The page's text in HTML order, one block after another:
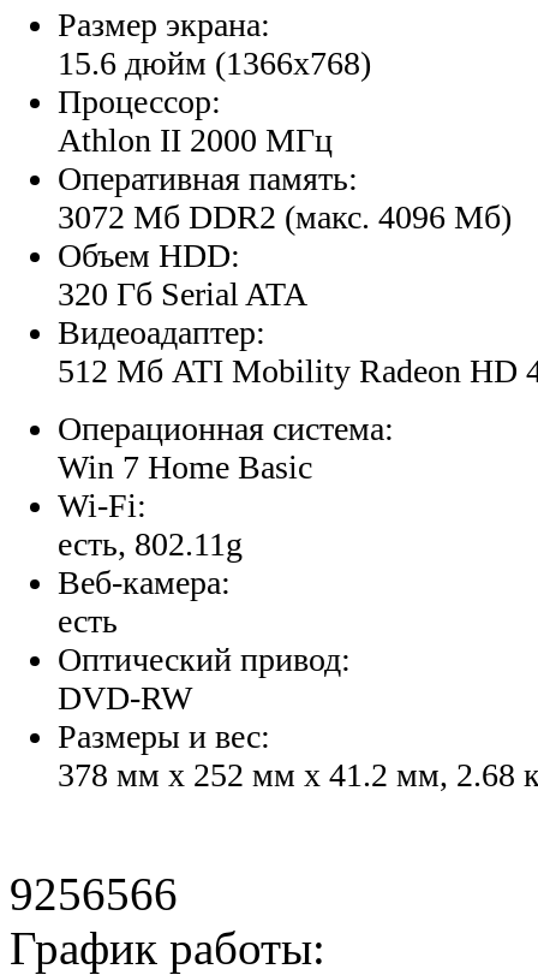
Размер экрана:
15.6 дюйм (1366x768)
Процессор:
Athlon II 2000 МГц
Оперативная память:
3072 Мб DDR2 (макс. 4096 Мб)
Объем HDD:
320 Гб Serial ATA
Видеоадаптер:
512 Мб ATI Mobility Radeon HD
Операционная система:
Win 7 Home Basic
Wi-Fi:
есть, 802.11g
Веб-камера:
есть
Оптический привод:
DVD-RW
Размеры и вес:
378 мм x 252 мм x 41.2 мм, 2.68
9256566
График работы: